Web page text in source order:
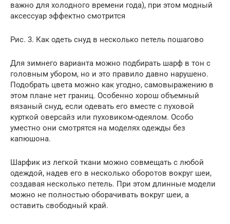
важно для холодного времени года), при этом модный
аксессуар эффектно смотрится
Рис. 3. Как одеть снуд в несколько петель пошагово
Для зимнего варианта можно подбирать шарф в тон с
головным убором, но и это правило давно нарушено.
Подобрать цвета можно как угодно, самовыражению в
этом плане нет границ. Особенно хорош объемный
вязаный снуд, если одевать его вместе с пуховой
курткой оверсайз или пуховиком-одеялом. Особо
уместно они смотрятся на моделях одежды без
капюшона.
Шарфик из легкой ткани можно совмещать с любой
одеждой, надев его в несколько оборотов вокруг шеи,
создавая несколько петель. При этом длинные модели
можно не полностью оборачивать вокруг шеи, а
оставить свободный край.